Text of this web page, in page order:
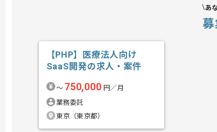
あ
【PHP】医療法人向け
SaaS開発の求人・案件
〜 750,000 円／月
業務委託
東京（東京都）